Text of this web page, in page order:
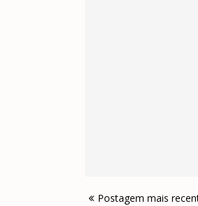
Postagem mais